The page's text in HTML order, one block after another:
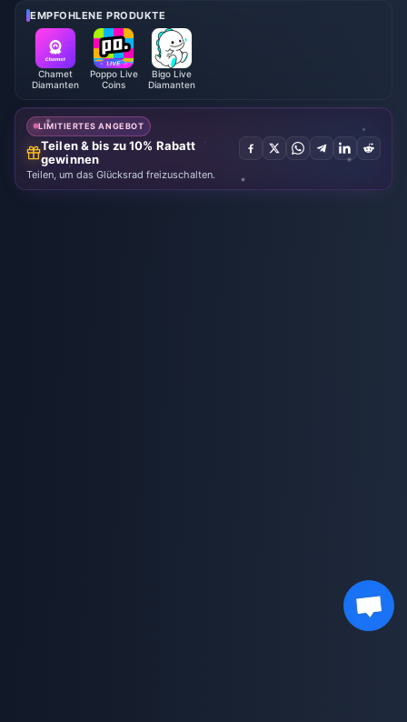
ste, Währung und Priorität
EMPFOHLENE PRODUKTE
Chamet
Diamanten
Poppo Live
Coins
Bigo Live
Diamanten
LIMITIERTES ANGEBOT
Teilen & bis zu 10% Rabatt
gewinnen
Teilen, um das Glücksrad freizuschalten.